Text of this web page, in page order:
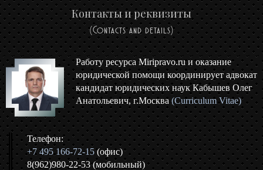
Контакты и реквизиты
(Contacts and details)
Работу ресурса Miripravo.ru и оказание
юридической помощи координирует адвокат
кандидат юридических наук Кабышев Олег
Анатольевич, г.Москва (Curriculum Vitae)
Телефон:
+7 495 166-72-15(офис)
8(962)980-22-53 (мобильный)